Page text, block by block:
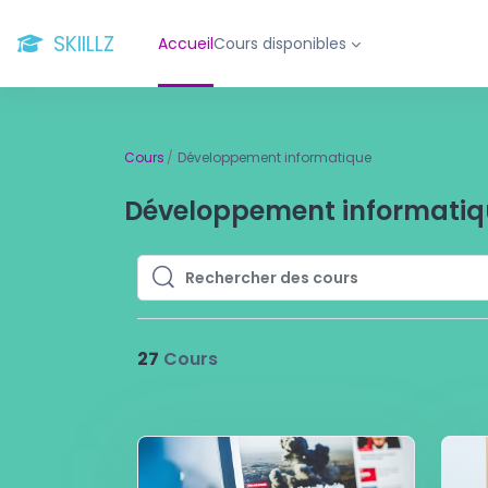
SKIILLZ AccueilCours disponibles
Cours Développement informatique
Développement
Rechercher des cours
Rechercher des cours
27 Cours